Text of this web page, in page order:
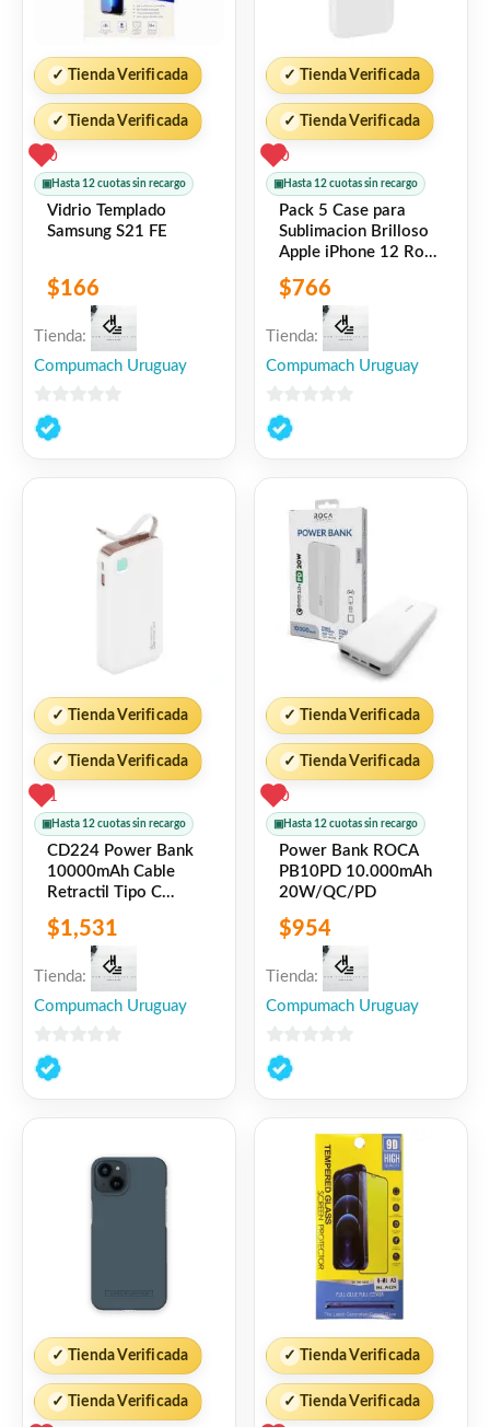
✓ Tienda Verificada
✓ Tienda Verificada
0
▣ Hasta 12 cuotas sin recargo
Vidrio Templado
Samsung S21 FE
$166
Tienda:
Compumach Uruguay
0
de
✓ Tienda Verificada
✓ Tienda Verificada
0
▣ Hasta 12 cuotas sin recargo
Pack 5 Case para
Sublimacion Brilloso
Apple iPhone 12 Rock
Space
6941402772901
$766
Tienda:
Compumach Uruguay
0
de
✓ Tienda Verificada
✓ Tienda Verificada
1
▣ Hasta 12 cuotas sin recargo
CD224 Power Bank
10000mAh Cable
Retractil Tipo C
Blanco USAMS
$1,531
Tienda:
Compumach Uruguay
0
de
✓ Tienda Verificada
✓ Tienda Verificada
0
▣ Hasta 12 cuotas sin recargo
Power Bank ROCA
PB10PD 10.000mAh
20W/QC/PD
$954
Tienda:
Compumach Uruguay
0
de
✓ Tienda Verificada
✓ Tienda Verificada
✓ Tienda Verificada
✓ Tienda Verificada